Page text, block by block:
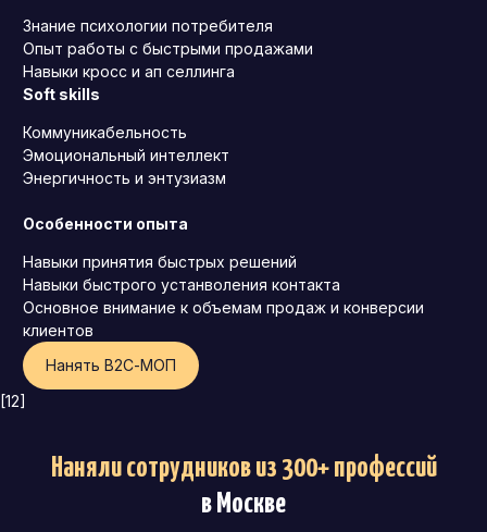
Знание психологии потребителя
Опыт работы с быстрыми продажами
Навыки кросс и ап селлинга
Soft skills
Коммуникабельность
Эмоциональный интеллект
Энергичность и энтузиазм
Особенности опыта
Навыки принятия быстрых решений
Навыки быстрого устанволения контакта
Основное внимание к объемам продаж и конверсии
клиентов
Нанять B2С-MOП
[12]
Наняли сотрудников из 300+ профессий
в Москве